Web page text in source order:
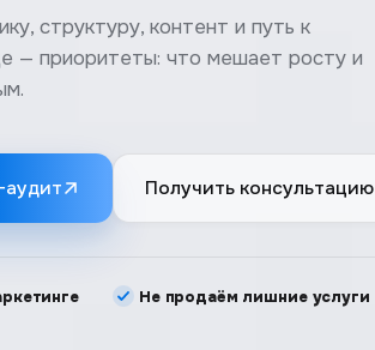
структуру, контент и путь к
— приоритеты: что мешает росту и
аудит Получить консультацию
Не продаём лишние услуги